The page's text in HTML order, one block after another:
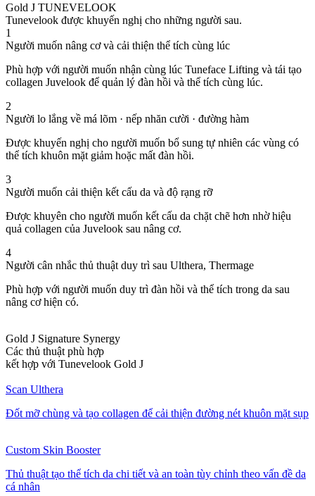
Gold J TUNEVELOOK
Tunevelook được khuyến nghị cho những người sau.
1
Người muốn nâng cơ và cải thiện thể tích cùng lúc
Phù hợp với người muốn nhận cùng lúc Tuneface Lifting và tái tạo
collagen Juvelook để quản lý đàn hồi và thể tích cùng lúc.
2
Người lo lắng về má lõm · nếp nhăn cười · đường hàm
Được khuyến nghị cho người muốn bổ sung tự nhiên các vùng có
thể tích khuôn mặt giảm hoặc mất đàn hồi.
3
Người muốn cải thiện kết cấu da và độ rạng rỡ
Được khuyên cho người muốn kết cấu da chặt chẽ hơn nhờ hiệu
quả collagen của Juvelook sau nâng cơ.
4
Người cân nhắc thủ thuật duy trì sau Ulthera, Thermage
Phù hợp với người muốn duy trì đàn hồi và thể tích trong da sau
nâng cơ hiện có.
Gold J Signature Synergy
Các thủ thuật phù hợp
kết hợp với Tunevelook Gold J
Scan Ulthera
Đốt mỡ chùng và tạo collagen để cải thiện đường nét khuôn mặt sụp
Custom Skin Booster
Thủ thuật tạo thể tích da chi tiết và an toàn tùy chỉnh theo vấn đề da
cá nhân